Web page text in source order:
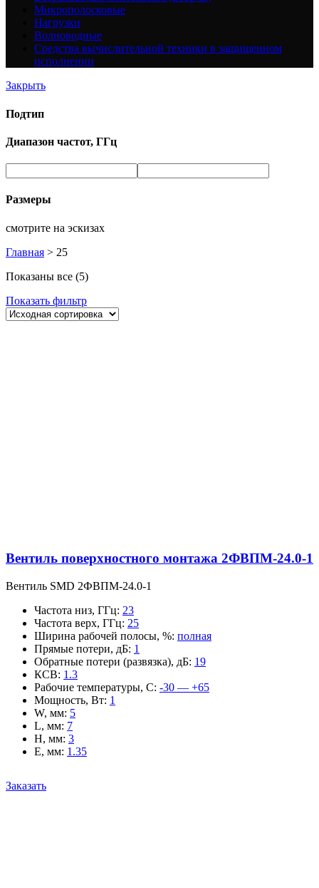
Микрополосковые
Нагрузки
Волноводные
Средства вычислительной техники в защищенном
исполнении
Закрыть
Подтип
Диапазон частот, ГГц
Размеры
смотрите на эскизах
Главная > 25
Показаны все (5)
Показать фильтр
Вентиль поверхностного монтажа 2ФВПМ-24.0-1
Вентиль SMD 2ФВПМ-24.0-1
Частота низ, ГГц: 23
Частота верх, ГГц: 25
Ширина рабочей полосы, %: полная
Прямые потери, дБ: 1
Обратные потери (развязка), дБ: 19
КСВ: 1.3
Рабочие температуры, С: -30 — +65
Мощность, Вт: 1
W, мм: 5
L, мм: 7
H, мм: 3
E, мм: 1.35
Заказать